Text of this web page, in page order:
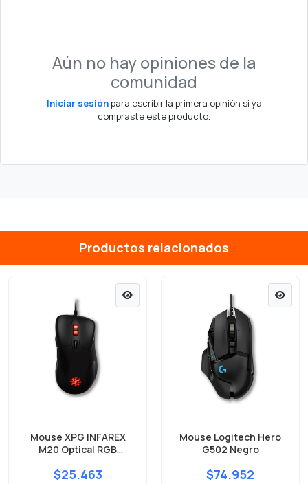
Aún no hay opiniones de la
comunidad
Iniciar sesiónpara escribir la primera opinión si ya
compraste este producto.
Productos relacionados
Mouse XPG INFAREX
M20 Optical RGB
$25.463
Mouse Logitech Hero
G502 Negro
$74.952